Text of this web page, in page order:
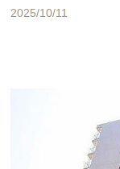
2025/10/11